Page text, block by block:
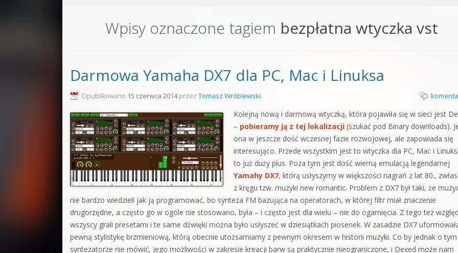
Sound Forge od podstaw
Kontakt 5 Kompendium
Pakiety
Wpisy oznaczone tagiem bezpłatna wtyczka vst
Darmowa Yamaha DX7 dla PC, Mac i Linuksa
Opublikowano 15 czerwca 2014przez Tomasz Wróblewski
Kolejną nową i darmową wtyczką, która pojawiła się w sieci jest
– pobieramy ją z tej lokalizacji (szukać pod Binary downloads).
ona w jeszcze dość wczesnej fazie rozwojowej, ale zapowiada się
interesująco. Przede wszystkim jest to wtyczka dla PC, Mac i
to już duży plus. Poza tym jest dość wierną emulacją legendarnej
Yamahy DX7, którą usłyszymy w większości nagrań z lat 80.,
z kręgu tzw. muzyki new romantic. Problem z DX7 był taki, że
nie bardzo wiedzieli jak ją programować, bo synteza FM bazująca na operatorach, w której filtr miał znaczenie
drugorzędne, a często go w ogóle nie stosowano, była – i często jest dla wielu – nie do ogarnięcia. Z tego też
wszyscy grali presetami i te same dźwięki można było usłyszeć w dziesiątkach piosenek. W zasadzie DX7
pewną stylistykę brzmieniową, którą obecnie utożsamiamy z pewnym okresem w historii muzyki. Co by jednak o tym
syntezatorze nie mówić, jego możliwości w zakresie kreacji barw są praktycznie nieograniczone, i Dexed może nam